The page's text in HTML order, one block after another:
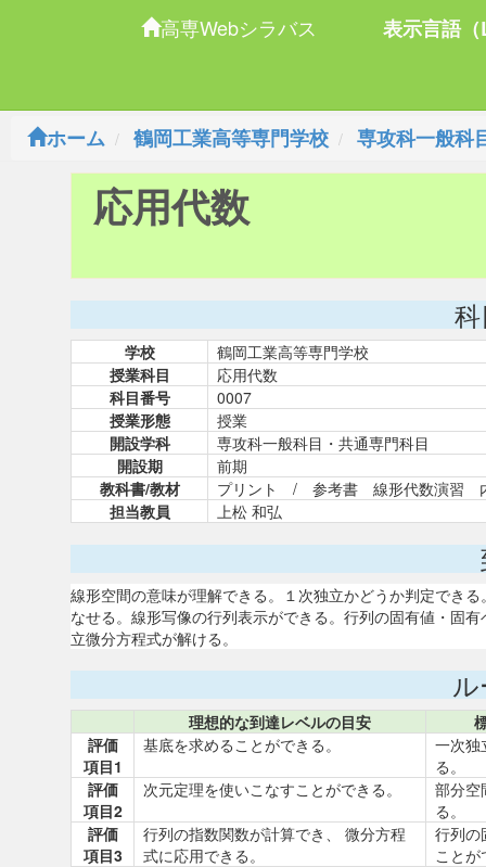
高専Webシラバス 表示言語
ホーム 鶴岡工業高等専門学校 専攻科一般科
応用代数
学校
鶴岡工業高等専門学校
授業科目
応用代数
科目番号
0007
授業形態
授業
開設学科
専攻科一般科目・共通専門科目
開設期
前期
教科書/教材
プリント / 参考書 線形代数演習
担当教員
上松 和弘
線形空間の意味が理解できる。１次独立かどうか判定でき
なせる。線形写像の行列表示ができる。行列の固有値・固
立微分方程式が解ける。
理想的な到達レベルの目安
評価
項目1
基底を求めることができる。
一次独
る。
評価
項目2
次元定理を使いこなすことができる。
部分空
る。
評価
項目3
行列の指数関数が計算でき、 微分方程
式に応用できる。
行列の
ことが